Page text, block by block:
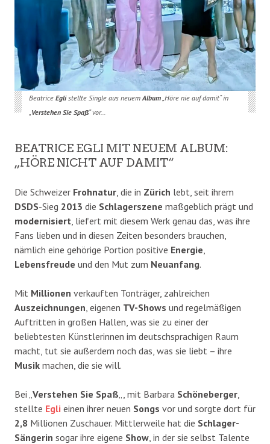
Beatrice Eglistellte Single aus neuemAlbum„Höre nie auf damit“ in
„Verstehen Sie Spaß“ vor…
BEATRICE EGLI MIT NEUEM ALBUM:
„HÖRE NICHT AUF DAMIT“
Die Schweizer Frohnatur, die in Zürich lebt, seit ihrem
DSDS-Sieg 2013 die Schlagerszene maßgeblich prägt und
modernisiert, liefert mit diesem Werk genau das, was ihre
Fans lieben und in diesen Zeiten besonders brauchen,
nämlich eine gehörige Portion positive Energie,
Lebensfreude und den Mut zum Neuanfang.
Mit Millionen verkauften Tonträger, zahlreichen
Auszeichnungen, eigenen TV-Shows und regelmäßigen
Auftritten in großen Hallen, was sie zu einer der
beliebtesten Künstlerinnen im deutschsprachigen Raum
macht, tut sie außerdem noch das, was sie liebt – ihre
Musik machen, die sie will.
Bei „Verstehen Sie Spaß„, mit Barbara Schöneberger,
stellte Egli einen ihrer neuen Songs vor und sorgte dort für
2,8 Millionen Zuschauer. Mittlerweile hat die Schlager-
Sängerin sogar ihre eigene Show, in der sie selbst Talente